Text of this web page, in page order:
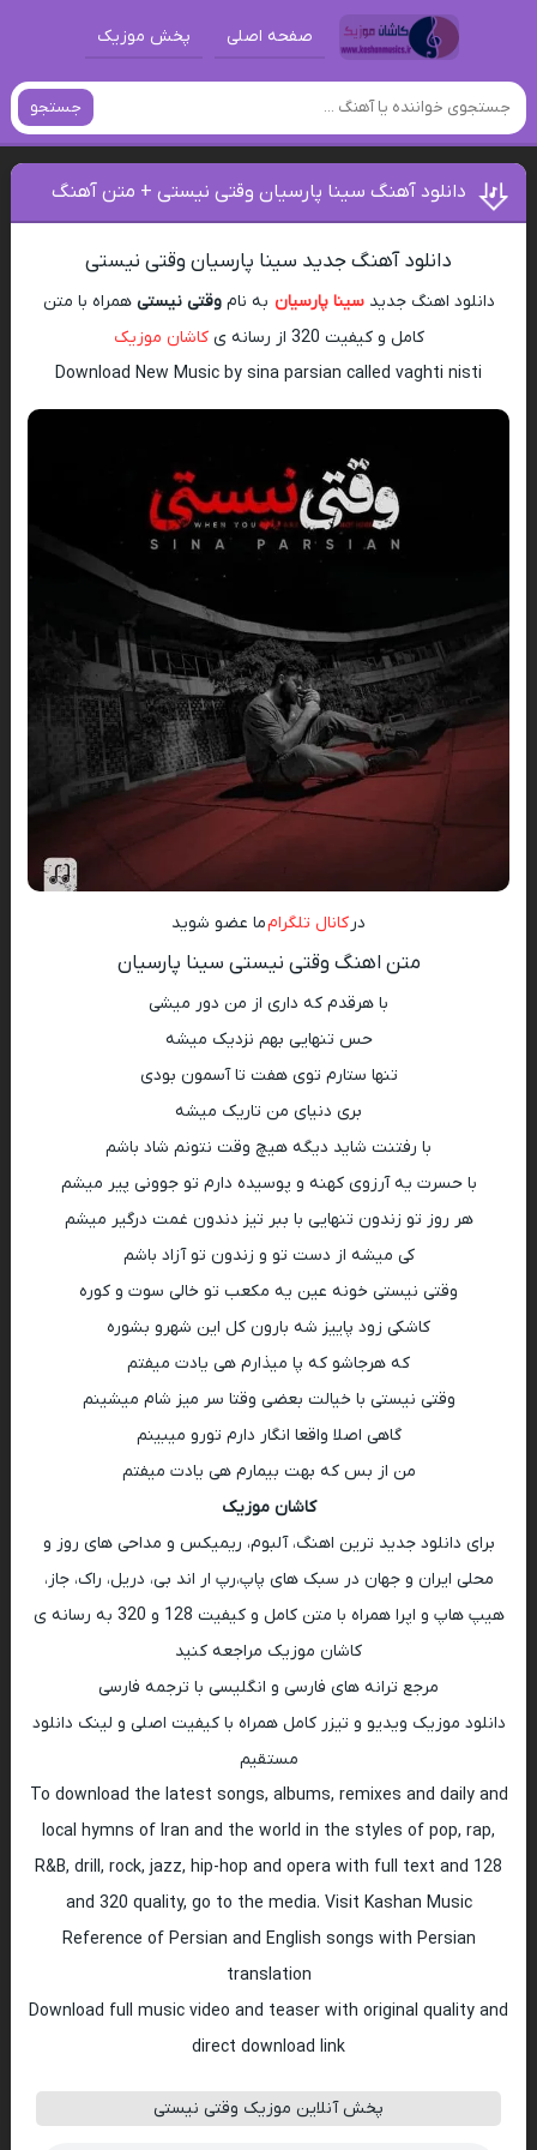
صفحه اصلی پخش موزیک
جستجو
دانلود آهنگ سینا پارسیان وقتی نیستی + متن آهنگ
دانلود آهنگ جدید سینا پارسیان وقتی نیستی
دانلود اهنگ جدیدسینا پارسیان به ناموقتی نیستی همراه با متن
کامل و کیفیت 320 از رسانه ی
کاشان موزیک
Download New Music by sina parsian called vaghti nisti
در کانال تلگرامما عضو شوید
متن اهنگ وقتی نیستی سینا پارسیان
با هرقدم که داری از من دور میشی
حس تنهایی بهم نزدیک میشه
تنها ستارم توی هفت تا آسمون بودی
بری دنیای من تاریک میشه
با رفتنت شاید دیگه هیچ وقت نتونم شاد باشم
با حسرت یه آرزوی کهنه و پوسیده دارم تو جوونی پیر میشم
هر روز تو زندون تنهایی با ببر تیز دندون غمت درگیر میشم
کی میشه از دست تو و زندون تو آزاد باشم
وقتی نیستی خونه عین یه مکعب تو خالی سوت و کوره
کاشکی زود پاییز شه بارون کل این شهرو بشوره
که هرجاشو که پا میذارم هی یادت میفتم
وقتی نیستی با خیالت بعضی وقتا سر میز شام میشینم
گاهی اصلا واقعا انگار دارم تورو میبینم
من از بس که بهت بیمارم هی یادت میفتم
کاشان موزیک
برای دانلود جدید ترین اهنگ، آلبوم، ریمیکس و مداحی های روز و
محلی ایران و جهان در سبک های پاپ،رپ ار اند بی، دریل، راک، جاز،
هیپ هاپ و اپرا همراه با متن کامل و کیفیت 128 و 320 به رسانه ی
کاشان موزیک مراجعه کنید
مرجع ترانه های فارسی و انگلیسی با ترجمه فارسی
دانلود موزیک ویدیو و تیزر کامل همراه با کیفیت اصلی و لینک دانلود
مستقیم
To download the latest songs, albums, remixes and daily and
local hymns of Iran and the world in the styles of pop, rap,
R&B, drill, rock, jazz, hip-hop and opera with full text and 128
and 320 quality, go to the media. Visit Kashan Music
Reference of Persian and English songs with Persian
translation
Download full music video and teaser with original quality and
direct download link
پخش آنلاین موزیک وقتی نیستی